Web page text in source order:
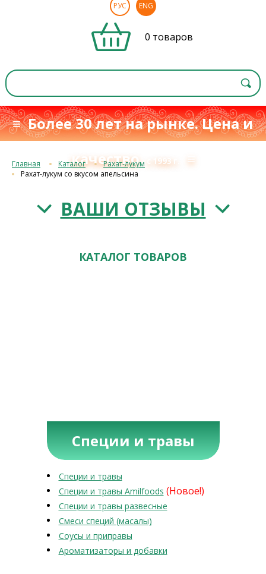
РУС ENG
0 товаров
≡ Более 30 лет на рынке. Цена и
качество
с 1993 г. ≡
Главная Каталог
Рахат-лукум
Рахат-лукум со вкусом апельсина
ВАШИ ОТЗЫВЫ
КАТАЛОГ ТОВАРОВ
Специи и травы
Специи и травы
Специи и травы Amilfoods (Новое!)
Специи и травы развесные
Смеси специй (масалы)
Соусы и приправы
Ароматизаторы и добавки